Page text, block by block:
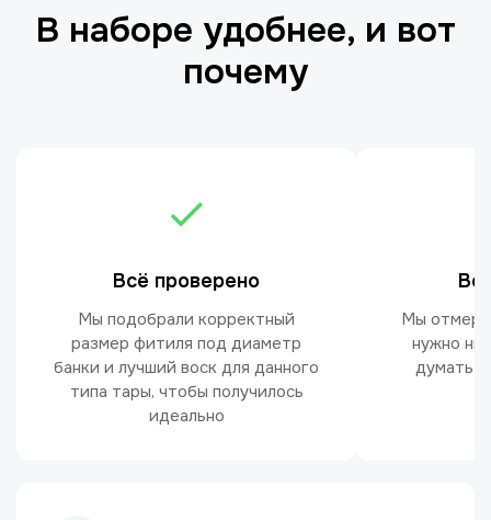
В наборе удобнее, и вот
почему
Всё проверено
Мы подобрали корректный
размер фитиля под диаметр
банки и лучший воск для данного
типа тары, чтобы получилось
идеально
Мы
нужно
думать о